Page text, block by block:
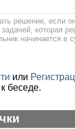
решение, если
задачей, которая
начинается в
или
беседе.